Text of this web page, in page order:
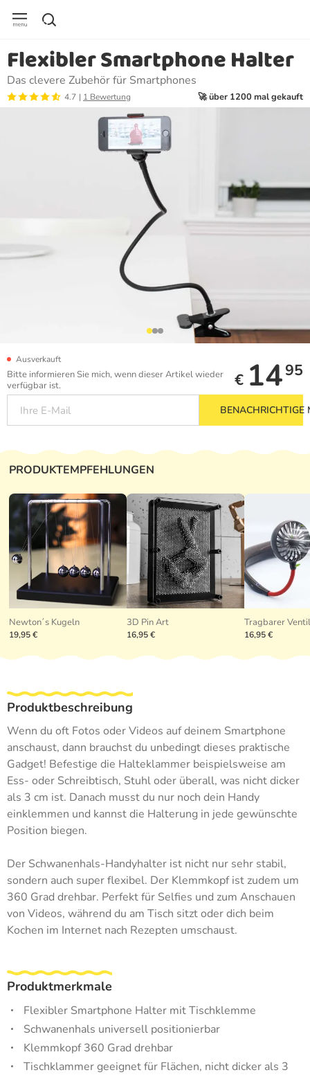
PRODUKTEMPFEHLUNGEN
Newton´s Kugeln
19,95 €
3D Pin Art
16,95 € 16,95 €
Flexibler Smartphone Halter
Das clevere Zubehör für Smartphones
4.7 1 Bewertung 🚀 über 1200 mal gekauft
Ausverkauft
€ 1495
Bitte informieren Sie mich, wenn dieser Artikel wieder
verfügbar ist.
BENACHRICHTIGE
Produktbeschreibung
Wenn du oft Fotos oder Videos auf deinem Smartphone
anschaust, dann brauchst du unbedingt dieses praktische
Gadget! Befestige die Halteklammer beispielsweise am
Ess- oder Schreibtisch, Stuhl oder überall, was nicht dicker
als 3 cm ist. Danach musst du nur noch dein Handy
einklemmen und kannst die Halterung in jede gewünschte
Position biegen.
Der Schwanenhals-Handyhalter ist nicht nur sehr stabil,
sondern auch super flexibel. Der Klemmkopf ist zudem um
360 Grad drehbar. Perfekt für Selfies und zum Anschauen
von Videos, während du am Tisch sitzt oder dich beim
Kochen im Internet nach Rezepten umschaust.
Produktmerkmale
Flexibler Smartphone Halter mit Tischklemme
Schwanenhals universell positionierbar
Klemmkopf 360 Grad drehbar
Tischklammer geeignet für Flächen, nicht dicker als 3